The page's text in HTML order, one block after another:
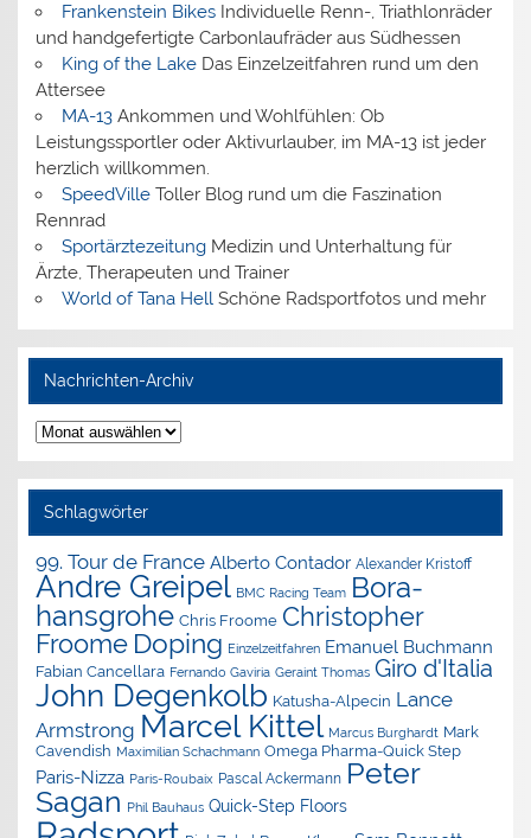
Frankenstein BikesIndividuelle Renn-, Triathlonräder
und handgefertigte Carbonlaufräder aus Südhessen
King of the LakeDas Einzelzeitfahren rund um den
Attersee
MA-13Ankommen und Wohlfühlen: Ob
Leistungssportler oder Aktivurlauber, im MA-13 ist jeder
herzlich willkommen.
SpeedVilleToller Blog rund um die Faszination
Rennrad
SportärztezeitungMedizin und Unterhaltung für
Ärzte, Therapeuten und Trainer
World of Tana HellSchöne Radsportfotos und mehr
Nachrichten-Archiv
Nachrichten-
Archiv
Schlagwörter
99. Tour de France Alberto Contador Alexander Kristoff
Andre Greipel BMC Racing Team Bora-
hansgrohe Chris Froome Christopher
Froome Doping Einzelzeitfahren Emanuel Buchmann
Fabian Cancellara Fernando Gaviria Geraint Thomas Giro d'Italia
John Degenkolb Katusha-Alpecin Lance
Armstrong Marcel Kittel Marcus Burghardt Mark
Cavendish Maximilian Schachmann Omega Pharma-Quick Step
Paris-Nizza Paris-Roubaix Pascal Ackermann Peter
Sagan Phil Bauhaus Quick-Step Floors